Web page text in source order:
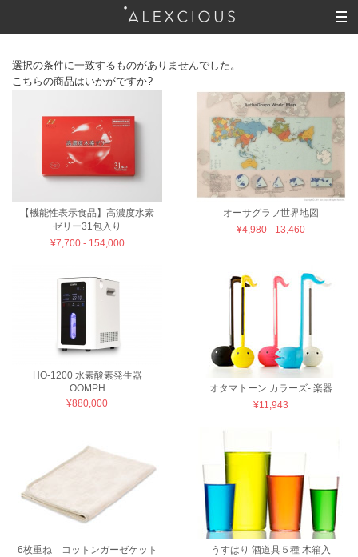
選択の条件に一致するものがありませんでした。
こちらの商品はいかがですか?
【機能性表示食品】高濃度水素
ゼリー31包入り
¥7,700 - 154,000
オーサグラフ世界地図
¥4,980 - 13,460
HO-1200 水素酸素発生器
OOMPH
¥880,000
オタマトーン カラーズ- 楽器
¥11,943
6枚重ね コットンガーゼケット
うすはり 酒道具５種 木箱入